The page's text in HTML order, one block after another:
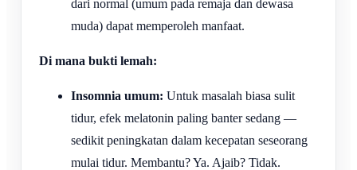
dari normal (umum pada remaja dan dewasa
muda) dapat memperoleh manfaat.
Di mana bukti lemah:
Insomnia umum: Untuk masalah biasa sulit
tidur, efek melatonin paling banter sedang —
sedikit peningkatan dalam kecepatan seseorang
mulai tidur. Membantu? Ya. Ajaib? Tidak.